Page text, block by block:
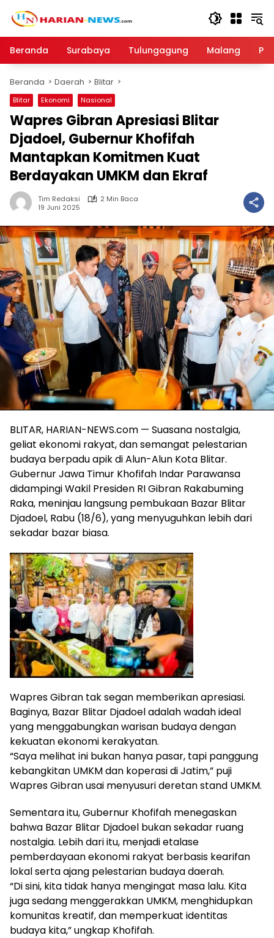
Beranda
Surabaya Tulungagung Malang
Beranda Daerah Blitar
Blitar Ekonomi Nasional
Wapres Gibran Apresiasi Blitar
Djadoel, Gubernur Khofifah
Mantapkan Komitmen Kuat
Berdayakan UMKM dan Ekraf
Tim Redaksi
2 Min Baca
19 Juni 2025
BLITAR, HARIAN-NEWS.com — Suasana nostalgia,
geliat ekonomi rakyat, dan semangat pelestarian
budaya berpadu apik di Alun-Alun Kota Blitar.
Gubernur Jawa Timur Khofifah Indar Parawansa
didampingi Wakil Presiden RI Gibran Rakabuming
Raka, meninjau langsung pembukaan Bazar Blitar
Djadoel, Rabu (18/6), yang menyuguhkan lebih dari
sekadar bazar biasa.
Wapres Gibran tak segan memberikan apresiasi.
Baginya, Bazar Blitar Djadoel adalah wadah ideal
yang menggabungkan warisan budaya dengan
kekuatan ekonomi kerakyatan.
“Saya melihat ini bukan hanya pasar, tapi panggung
kebangkitan UMKM dan koperasi di Jatim,” puji
Wapres Gibran usai menyusuri deretan stand UMKM.
Sementara itu, Gubernur Khofifah menegaskan
bahwa Bazar Blitar Djadoel bukan sekadar ruang
nostalgia. Lebih dari itu, menjadi etalase
pemberdayaan ekonomi rakyat berbasis kearifan
lokal serta ajang pelestarian budaya daerah.
“Di sini, kita tidak hanya mengingat masa lalu. Kita
juga sedang menggerakkan UMKM, menghidupkan
komunitas kreatif, dan memperkuat identitas
budaya kita,” ungkap Khofifah.